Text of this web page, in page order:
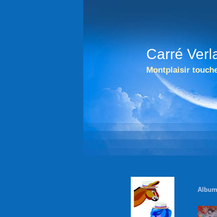
Carré
Montplaisir